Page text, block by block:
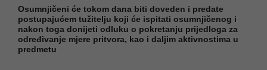
Osumnjičeni će tokom dana biti doveden i predate
postupajućem tužitelju koji će ispitati osumnjičenog i
nakon toga donijeti odluku o pokretanju prijedloga za
određivanje mjere pritvora, kao i daljim aktivnostima u
predmetu